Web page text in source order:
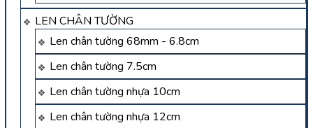
LEN CHÂN TƯỜNG
Len chân tường 68mm - 6.8cm
Len chân tường 7.5cm
Len chân tường nhựa 10cm
Len chân tường nhựa 12cm